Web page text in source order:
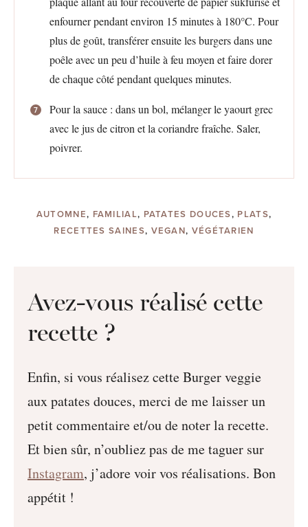
enfourner pendant environ 15 minutes à 180°C. Pour
plus de goût, transférer ensuite les burgers dans une
poêle avec un peu d’huile à feu moyen et faire dorer
de chaque côté pendant quelques minutes.
Pour la sauce : dans un bol, mélanger le yaourt grec
avec le jus de citron et la coriandre fraîche. Saler,
poivrer.
AUTOMNE, FAMILIAL, PATATES DOUCES, PLATS,
RECETTES SAINES, VEGAN, VÉGÉTARIEN
Avez-vous réalisé cette
recette ?
Enfin, si vous réalisez cette Burger veggie
aux patates douces, merci de me laisser un
petit commentaire et/ou de noter la recette.
Et bien sûr, n’oubliez pas de me taguer sur
Instagram, j’adore voir vos réalisations. Bon
appétit !